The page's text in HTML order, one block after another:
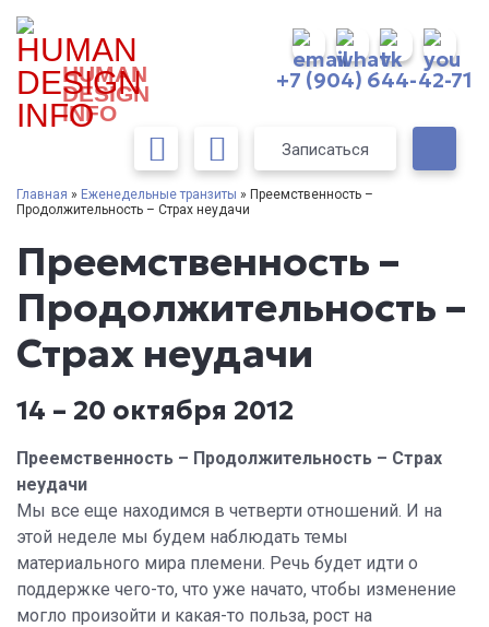
HUMAN
DESIGN
INFO
+7 (904) 644-42-71
Записаться
Главная » Еженедельные транзиты » Преемственность –
Продолжительность – Страх неудачи
Преемственность –
Продолжительность –
Страх неудачи
14 – 20 октября 2012
Преемственность – Продолжительность – Страх
неудачи
Мы все еще находимся в четверти отношений. И на
этой неделе мы будем наблюдать темы
материального мира племени. Речь будет идти о
поддержке чего-то, что уже начато, чтобы изменение
могло произойти и какая-то польза, рост на